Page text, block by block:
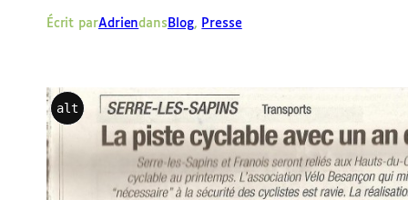
Écrit parAdriendans Blog, Presse
alt